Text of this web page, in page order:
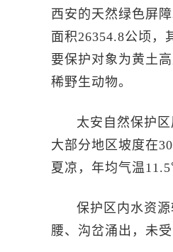
西安的天然绿色屏
面积26354.8公顷，
要保护对象为黄土
稀野生动物。
太安自然保护
大部分地区坡度在
夏凉，年均气温
保护区内水资
腰、沟岔涌出，未受